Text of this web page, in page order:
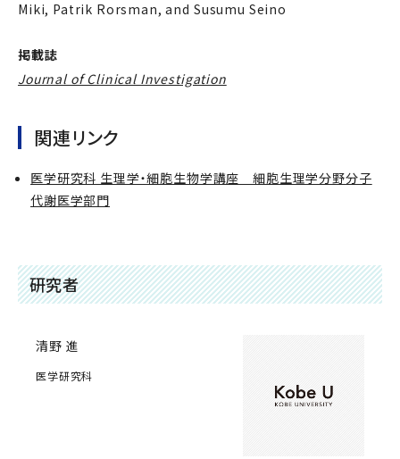
Miki, Patrik Rorsman, and Susumu Seino
掲載誌
Journal of Clinical Investigation
関連リンク
医学研究科 生理学・細胞生物学講座 細胞生理学分野分子
代謝医学部門
研究者
清野 進
医学研究科